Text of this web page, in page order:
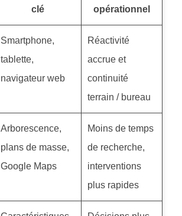
clé
opérationnel
Smartphone,
tablette,
navigateur web
Réactivité
accrue et
continuité
terrain / bureau
Arborescence,
plans de masse,
Google Maps
Moins de temps
de recherche,
interventions
plus rapides